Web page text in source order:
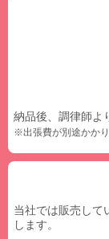
納品後、調律師よ
※出張費が別途かかり
当社では販売して
します。